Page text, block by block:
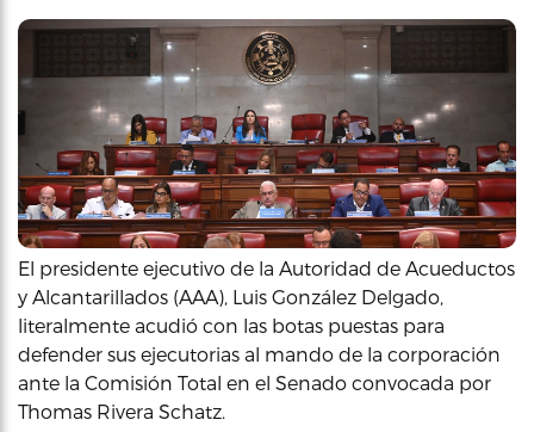
El presidente ejecutivo de la Autoridad de Acueductos
y Alcantarillados (AAA), Luis González Delgado,
literalmente acudió con las botas puestas para
defender sus ejecutorias al mando de la corporación
ante la Comisión Total en el Senado convocada por
Thomas Rivera Schatz.